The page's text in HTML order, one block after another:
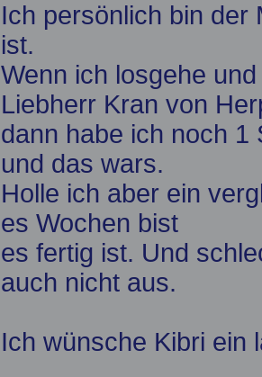
Ich persönlich bin der
ist.
Wenn ich losgehe
Liebherr Kran von
dann habe ich noch 1
und das wars.
Holle ich aber ein
es Wochen bist
es fertig ist. Und
auch nicht aus.
Ich wünsche Kibri ein